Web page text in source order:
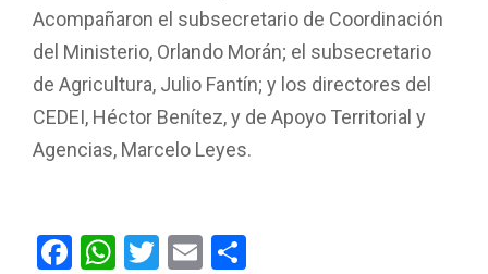
Acompañaron el subsecretario de Coordinación
del Ministerio, Orlando Morán; el subsecretario
de Agricultura, Julio Fantín; y los directores del
CEDEI, Héctor Benítez, y de Apoyo Territorial y
Agencias, Marcelo Leyes.
F
W T
E